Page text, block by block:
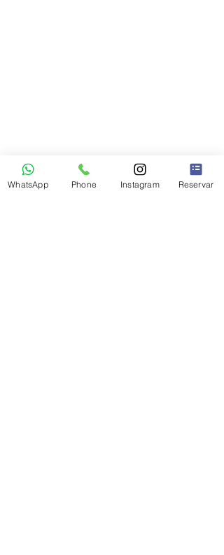
WhatsApp Phone Instagram Reservar